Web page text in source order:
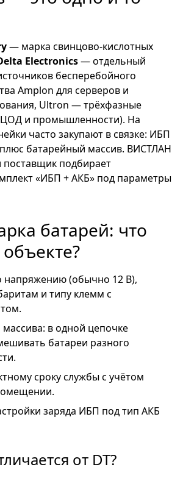
— марка свинцово-кислотных
Electronics— отдельный
бесперебойного
Amplon для серверов и
Ultron — трёхфазные
и промышленности). На
часто закупают в связке: ИБП
батарейный массив. ВИСТЛАН
поставщик подбирает
«ИБП + АКБ» под параметры
батарей: что
напряжению (обычно 12 В),
и типу клемм с
в одной цепочке
батареи разного
сроку службы с учётом
заряда ИБП под тип АКБ
от DT?